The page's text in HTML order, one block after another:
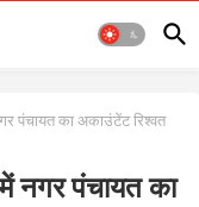
पंचायत का अकाउंटेंट रिश्वत
नगर पंचायत का